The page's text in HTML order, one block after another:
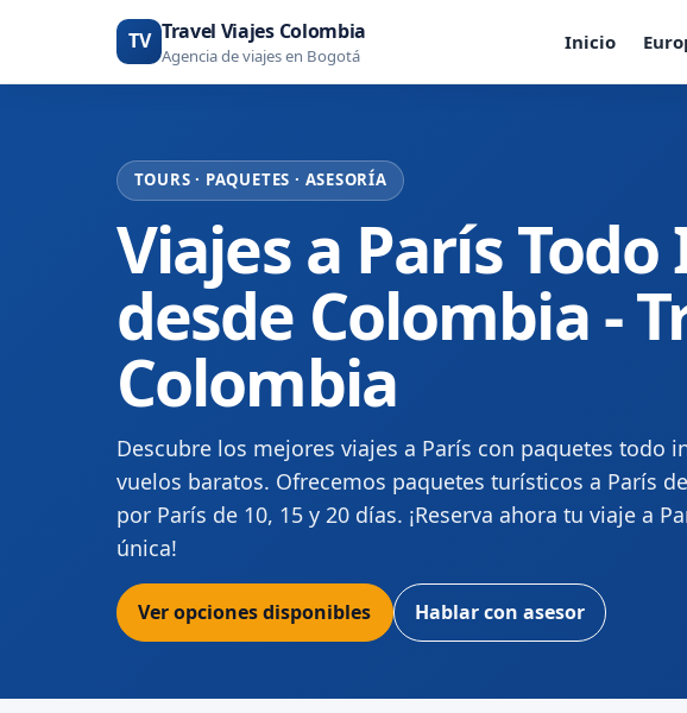
TV Travel Viajes Colombia
Agencia de viajes en Bogotá
Inicio
TOURS · PAQUETES · ASESORÍA
Viajes a París
desde Colombia -
Colombia
Descubre los mejores viajes a París con paquetes todo
vuelos baratos. Ofrecemos paquetes turísticos a París
por París de 10, 15 y 20 días. ¡Reserva ahora tu viaje a
única!
Ver opciones disponibles Hablar con asesor